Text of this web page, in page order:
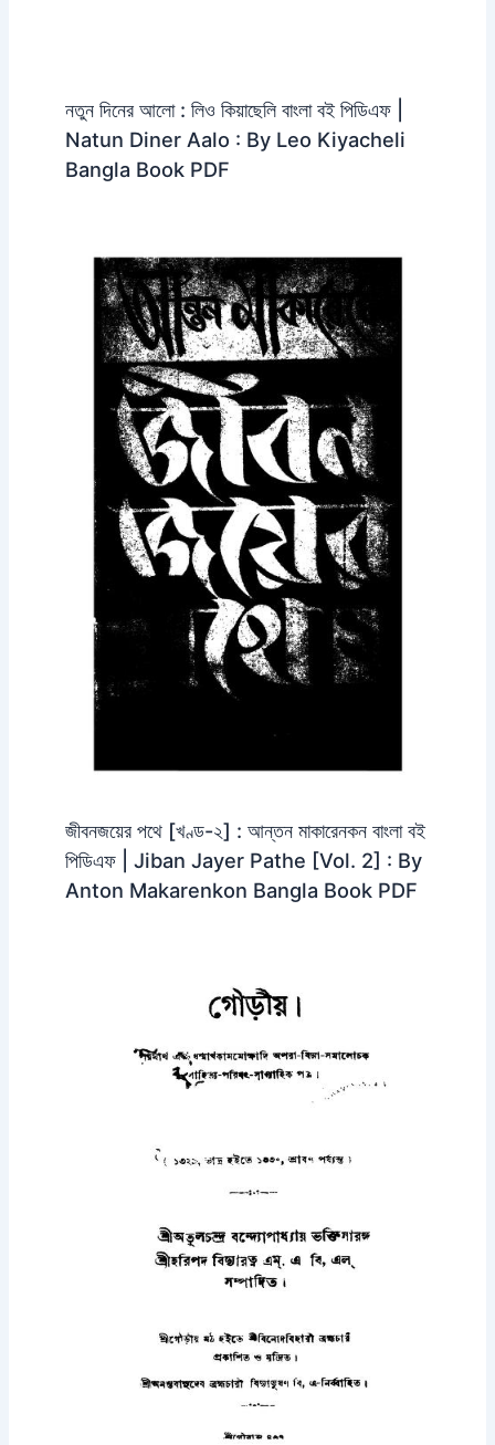
নতুন দিনের আলো : লিও কিয়াছেলি বাংলা বই পিডিএফ |
Natun Diner Aalo : By Leo Kiyacheli
Bangla Book PDF
জীবনজয়ের পথে [খণ্ড-২] : আন্তন মাকারেনকন বাংলা বই
পিডিএফ | Jiban Jayer Pathe [Vol. 2] : By
Anton Makarenkon Bangla Book PDF